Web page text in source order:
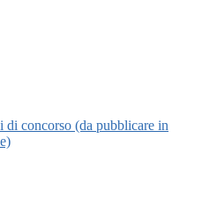
di concorso (da pubblicare in